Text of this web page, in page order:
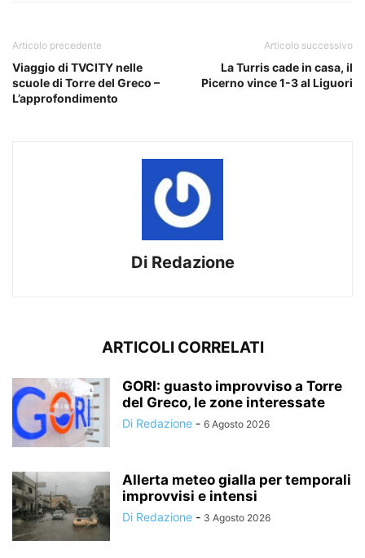
Articolo precedente
Viaggio di TVCITY nelle
scuole di Torre del Greco –
L’approfondimento
Articolo successivo
La Turris cade in casa, il
Picerno vince 1-3 al Liguori
Di Redazione
ARTICOLI CORRELATI
GORI: guasto improvviso a Torre
del Greco, le zone interessate
Di Redazione - 6 Agosto 2026
Allerta meteo gialla per temporali
improvvisi e intensi
Di Redazione - 3 Agosto 2026